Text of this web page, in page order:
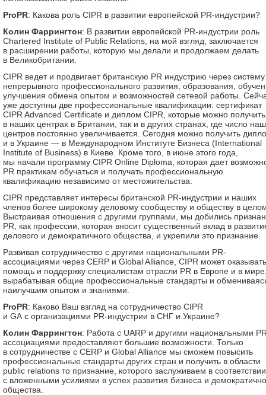
ProPR: Какова роль CIPR в развитии европейской PR-индустрии?
Колин Фаррингтон: В развитии европейской PR-индустрии роль
Chartered Institute of Public Relations, на мой взгляд, заключается
в расширении работы, которую мы делали и продолжаем делать
в Великобритании.
CIPR ведет и продвигает британскую PR индустрию через систему
непрерывного профессионального развития, образования,
улучшения обмена опытом и возможностей сетевой работы.
уже доступны две профессиональные квалификации: сертификат
CIPR Advanced Certificate и диплом CIPR, которые можно получить
в наших центрах в Британии, так и в других странах, где число
центров постоянно увеличивается. Сегодня можно получить
и в Украине — в Международном Институте Бизнеса (International
Institute of Business) в Киеве. Кроме того, в июне этого года,
мы начали программу CIPR Online Diploma, которая дает
PR практикам обучаться и получать профессиональную
квалификацию независимо от местожительства.
CIPR представляет интересы британской PR-индустрии и наших
членов более широкому деловому сообществу и обществу в
Выстраивая отношения с другими группами, мы добились
PR, как профессии, которая вносит существенный вклад в
делового и демократичного общества, и укрепили это признание.
Развивая сотрудничество с другими национальными PR-
ассоциациями через CERP и Global Alliance, CIPR может оказывать
помощь и поддержку специалистам отрасли PR в Европе и в
вырабатывая общие профессиональные стандарты и
наилучшим опытом и знаниями.
ProPR: Каково Ваш взгляд на сотрудничество CIPR
и GA с организациями PR-индустрии в СНГ и Украине?
Колин Фаррингтон: Работа с UARP и другими национальными
ассоциациями предоставляют большие возможности. Только
в сотрудничестве с CERP и Global Alliance мы сможем повысить
профессиональные стандарты других стран и получить в области
public relations то признание, которого заслуживаем в соответствии
с вложенными усилиями в успех развития бизнеса и
общества.